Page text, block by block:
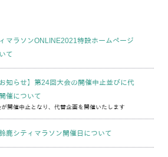
マラソンONLINE2021特設ホームページ
て
お知らせ】第24回大会の開催中止並びに代
催について
開催中止となり、代替企画を開催いたします
鹿シティマラソン開催日について